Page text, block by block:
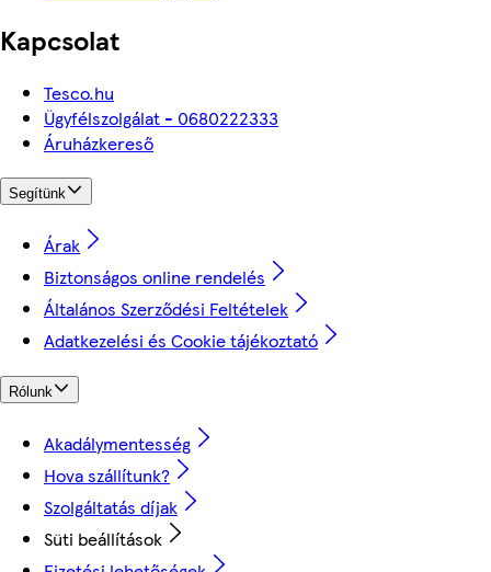
Kapcsolat
Tesco.hu
Ügyfélszolgálat - 0680222333
Áruházkereső
Segítünk
Árak
Biztonságos online rendelés
Általános Szerződési Feltételek
Adatkezelési és Cookie tájékoztató
Rólunk
Akadálymentesség
Hova szállítunk?
Szolgáltatás díjak
Süti beállítások